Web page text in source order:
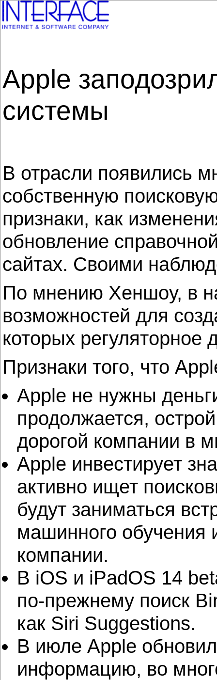
Apple
системы
В отрасли появились
собственную
признаки, как
обновление
сайтах. Своими
По мнению Хеншоу, в
возможностей для
которых регуляторное
Признаки того, что
Apple не нужны
продолжается,
дорогой компании в
Apple инвестирует
активно ищет
будут заниматься
машинного обучения
компании.
В iOS и iPadOS 14
по-прежнему поиск
как Siri Suggestions.
В июле Apple
информацию, во